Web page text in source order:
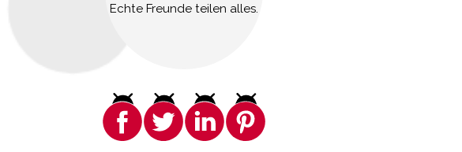
Echte Freunde teilen alles.